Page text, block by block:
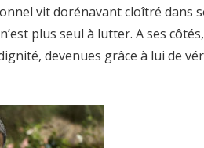
vit dorénavant cloîtré dans
plus seul à lutter. A ses
devenues grâce à lui de